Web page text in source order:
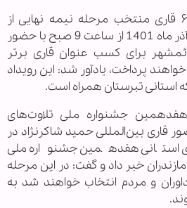
مدانلو با بیان اینکه که ۶ قاری منتخب مرحله نیمه نهایی از
سراسر استان، جمعه، 11 آذر ماه 1401 از ساعت 9 صبح با حضور
برای کسب عنوان قاری برتر
پرداخت، یادآور شد: این رویداد
استانی تبرستان همراه است.
هفدهمین جشنواره ملی تلاوت‌های
قاری بین‌المللی حمید شاکرنژاد در
استانی هفدهمین جشنواره ملی
خبر داد و گفت: در این مرحله
و مردم انتخاب خواهند شد به